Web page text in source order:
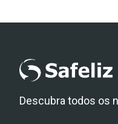
Descubra todos os